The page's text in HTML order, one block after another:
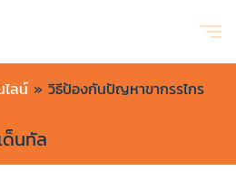
ลน์ » วิธีป้องกันปัญหาขากรรไกร
นทัล